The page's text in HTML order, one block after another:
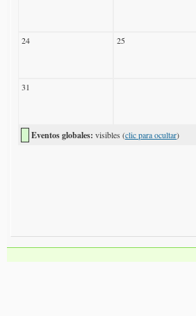
24 25
31
Eventos globales: visibles (clic para ocultar)